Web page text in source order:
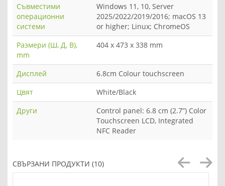
Съвместими
операционни
системи
Windows 11, 10, Server
2025/2022/2019/2016; macOS 13
or higher; Linux; ChromeOS
Размери (Ш, Д, В),
mm
404 x 473 x 338 mm
Дисплей
6.8cm Colour touchscreen
Цвят
White/Black
Други
Control panel: 6.8 cm (2.7”) Color
Touchscreen LCD, Integrated
NFC Reader
СВЪРЗАНИ ПРОДУКТИ (10)